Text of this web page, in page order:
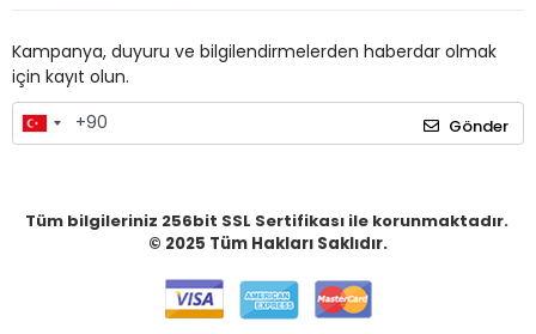
Kampanya, duyuru ve bilgilendirmelerden haberdar olmak
için kayıt olun.
Gönder
Tüm bilgileriniz 256bit SSL Sertifikası ile korunmaktadır.
© 2025 Tüm Hakları Saklıdır.